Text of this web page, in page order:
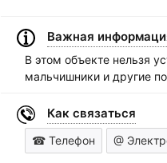
Важная
В этом объекте нельзя
мальчишники и другие
Как связаться
☎ Телефон @